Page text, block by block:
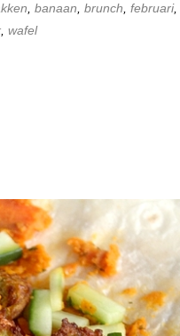
, banaan, brunch, februari,
, wafel